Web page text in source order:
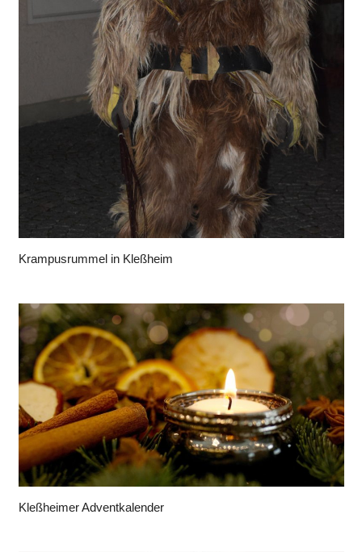
Krampusrummel in Kleßheim
Kleßheimer Adventkalender